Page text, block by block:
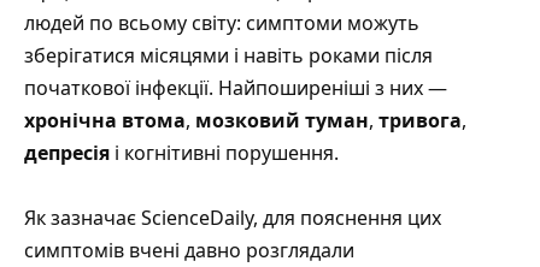
людей по всьому світу: симптоми можуть
зберігатися місяцями і навіть роками після
початкової інфекції. Найпоширеніші з них —
хронічна втома, мозковий туман, тривога,
депресія і когнітивні порушення.
Як зазначає ScienceDaily, для пояснення цих
симптомів вчені давно розглядали